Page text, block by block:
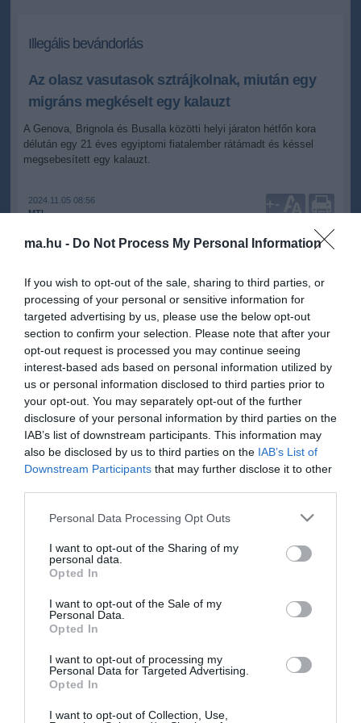
ma.hu - Do Not Process My Personal Information
If you wish to opt-out of the sale, sharing to third parties, or
processing of your personal or sensitive information for
targeted advertising by us, please use the below opt-out
section to confirm your selection. Please note that after your
opt-out request is processed you may continue seeing
interest-based ads based on personal information utilized by
us or personal information disclosed to third parties prior to
your opt-out. You may separately opt-out of the further
disclosure of your personal information by third parties on the
IAB’s list of downstream participants. This information may
also be disclosed by us to third parties on the IAB’s List of
Downstream Participants that may further disclose it to other
Please note that this website/app uses one or more Google
not limited to your visit or usage behaviour. You may click to
grant or deny consent to Google and its third-party tags to
use your data for below specified purposes in below Google
consent section.
Personal Data Processing Opt Outs
I want to opt-out of the Sharing of my
personal data.
Opted In
I want to opt-out of the Sale of my
Personal Data.
Opted In
I want to opt-out of processing my
Personal Data for Targeted Advertising.
Opted In
I want to opt-out of Collection, Use,
Illegális bevándorlás
Az olasz vasutasok sztrájkolnak, miután egy
migráns megkéselt egy kalauzt
A Genova, Brignola és Busalla közötti helyi járaton hétfőn kora
délután egy 21 éves egyiptomi fiatalember rátámadt és késsel
megsebesített egy kalauzt.
2024.11.05 08:56
MTI
+-
szakszervezetek keddre, miután egy migráns késsel rátámadt és
megsebesített egy kalauzt egy genovai járaton.
A szakszervezetek közleménye szerint a reggel kilenctől délután
öt óráig tartó munkabeszüntetés a vasutasokkal szemben egyre
gyakoribb támadásokra kívánja felhívni a figyelmet.
A közlekedési érdekképviseletek erősebb hatósági jelenlétet
sürgetnek a vonatokon a vasúti dolgozók védelme érdekében.
A Genova, Brignola és Busalla közötti helyi járaton hétfőn kora
délután egy 21 éves egyiptomi fiatalember rátámadt és késsel
megsebesített egy kalauzt.
A rendőrségi információk szerint az egyiptomi férfi egy szintén
utazott a vonaton. Amikor a 44 éves kalauz a jegyüket kérte,
szidalmazták őt, a lány leköpte és meg kis ütötte a vasutast. A
férfi hátulról késsel megszúrta a kalauzt a válla magasságban.
szemtanúk segítségével elfogták őket.
"Nem maradhatnak büntetés nélkül" - írta közösségi oldalán
Matteo Salvini miniszterelnök-helyettes, a közlekedési és
vezetett Liga párt és az egész jobbközép kormány továbbra is
azon dolgozik, hogy Olaszországot biztonságosabbá tegye, a
vasutaktól és a pályaudvaroktól kezdve.